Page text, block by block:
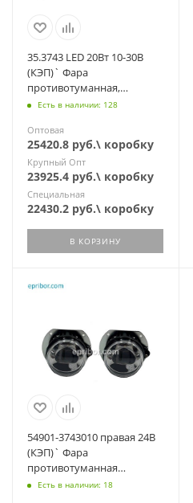
35.3743 LED 20Вт 10-30В
(КЭП)` Фара
противотуманная,
светодиодная, рестайлинг
Есть в наличии: 128
Оптовая
25420.8 руб.\ коробку
Крупный Опт
23925.4 руб.\ коробку
Специальная
22430.2 руб.\ коробку
В КОРЗИНУ
54901-3743010 правая 24В
(КЭП)` Фара
противотуманная
светодиодная К-З 54901 К5
Есть в наличии: 18